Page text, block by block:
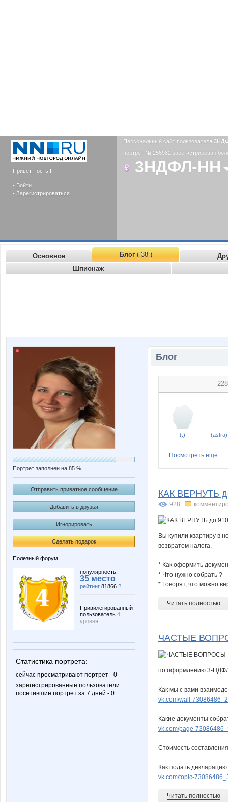
Привет, Гость !
- Войти
- Зарегистрироваться
Персональный сайт пользователя
портрет № 256982 зарегистрирован
3НДФЛ-НН
Основное Блог( 38 )
Шпионаж
Портрет заполнен на 85 %
Отправить приватное сообщение
Добавить в друзья
Игнорировать
Сделать подарок
Полезный форум
популярность:
35 место
рейтинг 81866 ?
Привилегированный
пользователь 4
уровня
Статистика портрета:
сейчас просматривают портрет - 0
зарегистрированные пользователи
посетившие портрет за 7 дней - 0
Блог
(.) (astra)
DARA
Nautilus
Посмотреть ещё
КАК ВЕРНУТЬ
928
Вы купили квартиру в
возвратом налога.
* Как оформить
* Что нужно собрать ?
* Говорят, что можно
Читать полностью
ЧАСТЫЕ
по оформлению 3-
Как мы с вами
vk.com/wall-
Какие документы
vk.com/page-
Стоимость
Как подать
vk.com/topic-
Читать полностью